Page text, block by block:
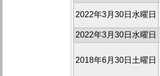
2022年3月30日水曜日
2022年3月30日水曜日
2018年6月30日土曜日